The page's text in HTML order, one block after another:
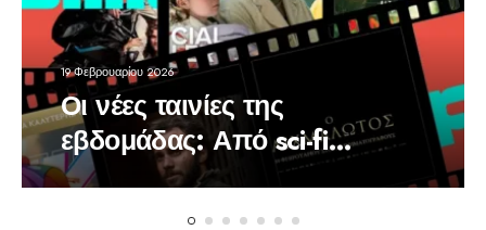
19 Φεβρουαρίου 2026
Οι νέες ταινίες της
εβδομάδας: Από sci-fi
animation, μέχρι ρομάντζο
με… μηχανές